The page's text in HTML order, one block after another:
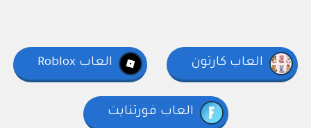
العاب كارتون العاب Roblox
العاب فورتنايت